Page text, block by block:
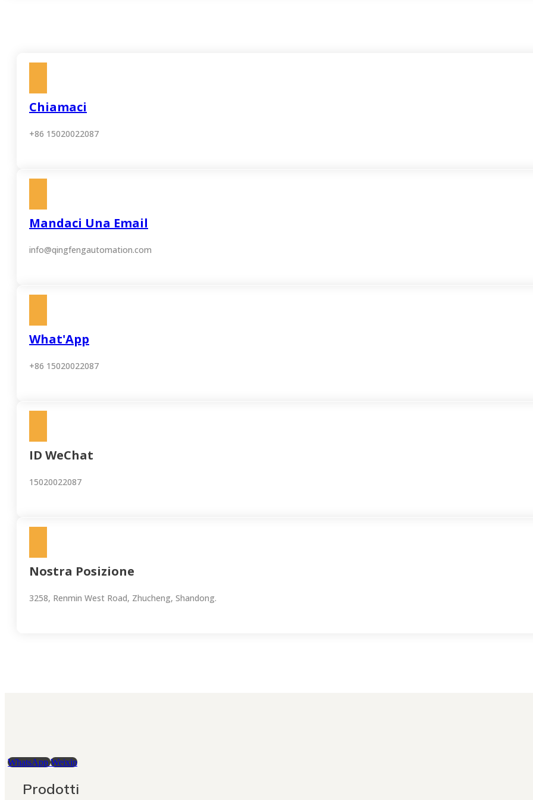
Chiamaci
+86 15020022087
Mandaci Una Email
info@qingfengautomation.com
What'App
+86 15020022087
ID WeChat
15020022087
Nostra Posizione
3258, Renmin West Road, Zhucheng, Shandong.
WhatsApp Weixin
Prodotti